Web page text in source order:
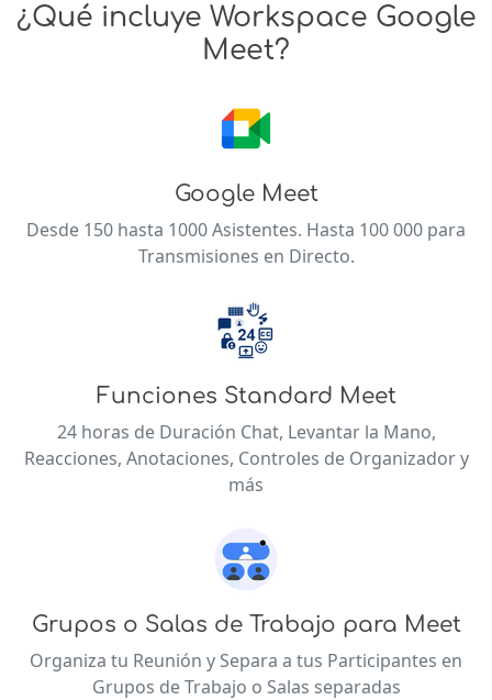
¿Qué incluye Workspace Google
Meet?
Google Meet
Desde 150 hasta 1000 Asistentes. Hasta 100 000 para
Transmisiones en Directo.
Funciones Standard Meet
24 horas de Duración Chat, Levantar la Mano,
Reacciones, Anotaciones, Controles de Organizador y
más
Grupos o Salas de Trabajo para Meet
Organiza tu Reunión y Separa a tus Participantes en
Grupos de Trabajo o Salas separadas